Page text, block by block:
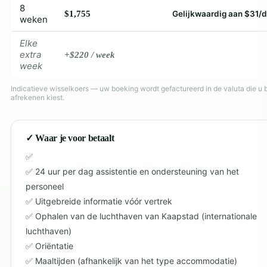
8
weken
$1,755 Gelijkwaardig aan $31/
Elke
extra
week
+$220 / week
Indicatieve wisselkoers — uw boeking wordt gefactureerd in de valuta die u
afrekenen kiest.
✓ Waar je voor betaalt
24 uur per dag assistentie en ondersteuning van het
personeel
Uitgebreide informatie vóór vertrek
Ophalen van de luchthaven van Kaapstad (internationale
luchthaven)
Oriëntatie
Maaltijden (afhankelijk van het type accommodatie)